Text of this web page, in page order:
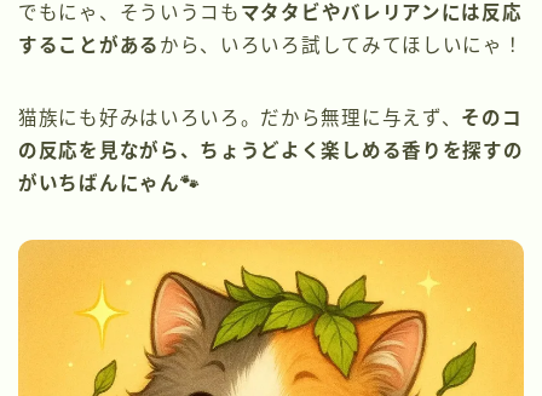
でもにゃ、そういうコも マタタビやバレリアンには反応
することがある から、いろいろ試してみてほしいにゃ！
猫族にも好みはいろいろ。だから無理に与えず、 そのコ
の反応を見ながら、ちょうどよく楽しめる香りを探すの
がいちばんにゃん🐾